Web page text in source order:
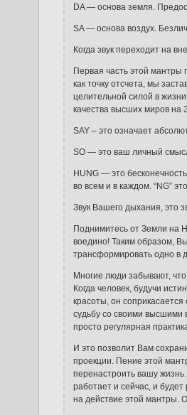
DA — основа земля.
SA — основа воздух.
Когда звук переходит на
Первая часть этой мантры
как точку отсчета, мы
целительной силой в
качества высших миров на
SAY – это означает
SO — это ваш личный
HUNG — это
во всем и в каждом. “NG”
Звук Вашего дыхания, это
Поднимитесь от Земли на
воедино! Таким образом,
трансформировать одно в
Многие люди забывают, что
Когда человек, будучи
красоты, он
судьбу со своими высшими
просто регулярная
И это позволит Вам
проекции. Пение этой
перенастроить вашу
работает и сейчас, и
на действие этой мантры.